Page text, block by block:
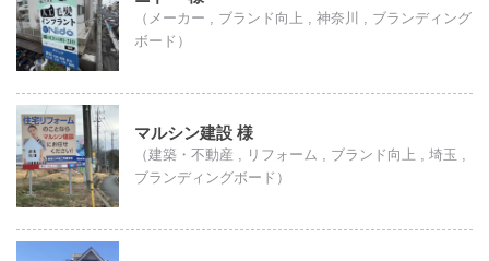
（メーカー , ブランド向上 , 神奈川 , ブランディング
ボード）
マルシン建設 様
（建築・不動産 , リフォーム , ブランド向上 , 埼玉 ,
ブランディングボード）